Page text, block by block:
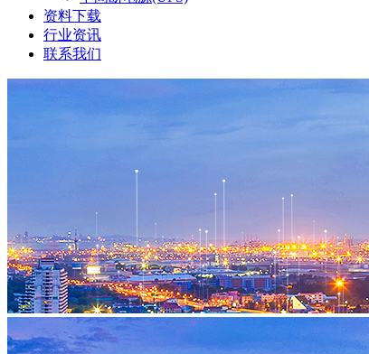
资料下载
行业资讯
联系我们